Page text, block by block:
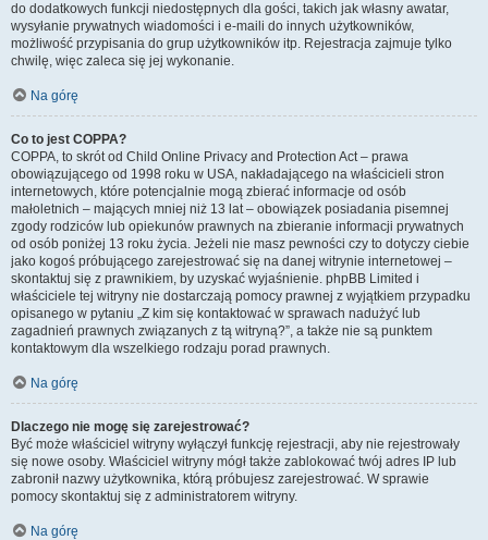
do dodatkowych funkcji niedostępnych dla gości, takich jak własny awatar,
wysyłanie prywatnych wiadomości i e-maili do innych użytkowników,
możliwość przypisania do grup użytkowników itp. Rejestracja zajmuje tylko
chwilę, więc zaleca się jej wykonanie.
Na górę
Co to jest COPPA?
COPPA, to skrót od Child Online Privacy and Protection Act – prawa
obowiązującego od 1998 roku w USA, nakładającego na właścicieli stron
internetowych, które potencjalnie mogą zbierać informacje od osób
małoletnich – mających mniej niż 13 lat – obowiązek posiadania pisemnej
zgody rodziców lub opiekunów prawnych na zbieranie informacji prywatnych
od osób poniżej 13 roku życia. Jeżeli nie masz pewności czy to dotyczy ciebie
jako kogoś próbującego zarejestrować się na danej witrynie internetowej –
skontaktuj się z prawnikiem, by uzyskać wyjaśnienie. phpBB Limited i
właściciele tej witryny nie dostarczają pomocy prawnej z wyjątkiem przypadku
opisanego w pytaniu „Z kim się kontaktować w sprawach nadużyć lub
zagadnień prawnych związanych z tą witryną?”, a także nie są punktem
kontaktowym dla wszelkiego rodzaju porad prawnych.
Na górę
Dlaczego nie mogę się zarejestrować?
Być może właściciel witryny wyłączył funkcję rejestracji, aby nie rejestrowały
się nowe osoby. Właściciel witryny mógł także zablokować twój adres IP lub
zabronił nazwy użytkownika, którą próbujesz zarejestrować. W sprawie
pomocy skontaktuj się z administratorem witryny.
Na górę